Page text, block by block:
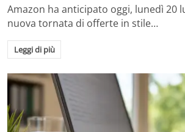
Amazon ha anticipato oggi, lunedì 20
nuova tornata di offerte in stile…
Leggi di più